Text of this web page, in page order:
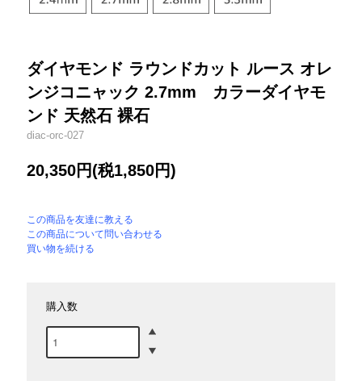
ダイヤモンド ラウンドカット ルース オレ
ンジコニャック 2.7mm カラーダイヤモ
ンド 天然石 裸石
diac-orc-027
20,350円(税1,850円)
この商品を友達に教える
この商品について問い合わせる
買い物を続ける
購入数